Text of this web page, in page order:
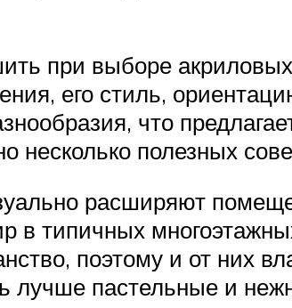
при выборе
его стиль,
что
несколько полезных
расширяют
в типичных
поэтому и от них
лучше пастельные и